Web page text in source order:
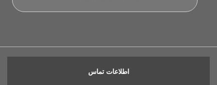
اطلاعات تماس